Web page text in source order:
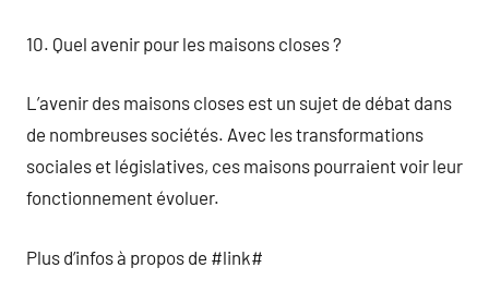
10. Quel avenir pour les maisons closes ?
L’avenir des maisons closes est un sujet de débat dans
de nombreuses sociétés. Avec les transformations
sociales et législatives, ces maisons pourraient voir leur
fonctionnement évoluer.
Plus d’infos à propos de #link#